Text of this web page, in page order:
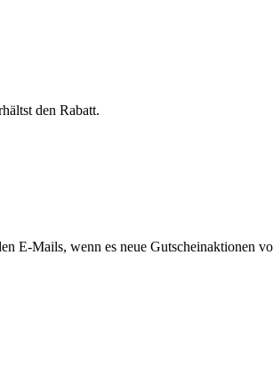
den Rabatt.
E-Mails, wenn es neue Gutscheinaktionen